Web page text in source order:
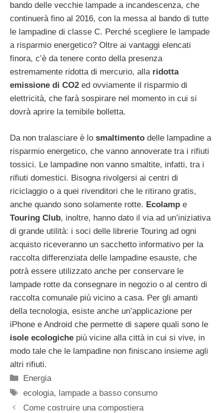
bando delle vecchie lampade a incandescenza, che
continuerà fino al 2016, con la messa al bando di tutte
le lampadine di classe C. Perché scegliere le lampade
a risparmio energetico? Oltre ai vantaggi elencati
finora, c’è da tenere conto della presenza
estremamente ridotta di mercurio, alla ridotta
emissione di CO2 ed ovviamente il risparmio di
elettricità, che farà sospirare nel momento in cui si
dovrà aprire la temibile bolletta.
Da non tralasciare è lo smaltimento delle lampadine a
risparmio energetico, che vanno annoverate tra i rifiuti
tossici. Le lampadine non vanno smaltite, infatti, tra i
rifiuti domestici. Bisogna rivolgersi ai centri di
riciclaggio o a quei rivenditori che le ritirano gratis,
anche quando sono solamente rotte. Ecolamp e
Touring Club, inoltre, hanno dato il via ad un’iniziativa
di grande utilità: i soci delle librerie Touring ad ogni
acquisto riceveranno un sacchetto informativo per la
raccolta differenziata delle lampadine esauste, che
potrà essere utilizzato anche per conservare le
lampade rotte da consegnare in negozio o al centro di
raccolta comunale più vicino a casa. Per gli amanti
della tecnologia, esiste anche un’applicazione per
iPhone e Android che permette di sapere quali sono le
isole ecologiche più vicine alla città in cui si vive, in
modo tale che le lampadine non finiscano insieme agli
altri rifiuti.
Categorie
Energia
Tag
ecologia, lampade a basso consumo
Come costruire una compostiera